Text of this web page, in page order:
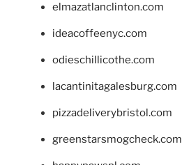
elmazatlanclinton.com
ideacoffeenyc.com
odieschillicothe.com
lacantinitagalesburg.com
pizzadeliverybristol.com
greenstarsmogcheck.com